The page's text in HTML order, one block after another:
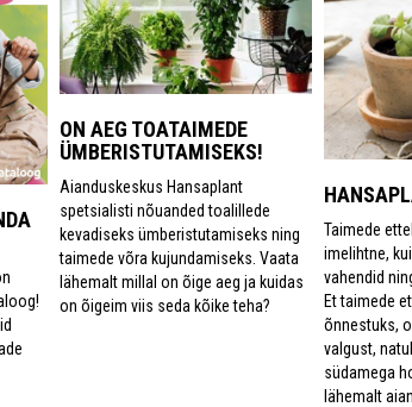
ON AEG TOATAIMEDE
ÜMBERISTUTAMISEKS!
Aianduskeskus Hansaplant
spetsialisti nõuanded toalillede
kevadiseks ümberistutamiseks ning
taimede võra kujundamiseks. Vaata
lähemalt millal on õige aeg ja kuidas
on õigeim viis seda kõike teha?
Taimede
imelihtne,
vahendid
Et taimede
õnnestuks,
valgust,
südamega
lähemalt